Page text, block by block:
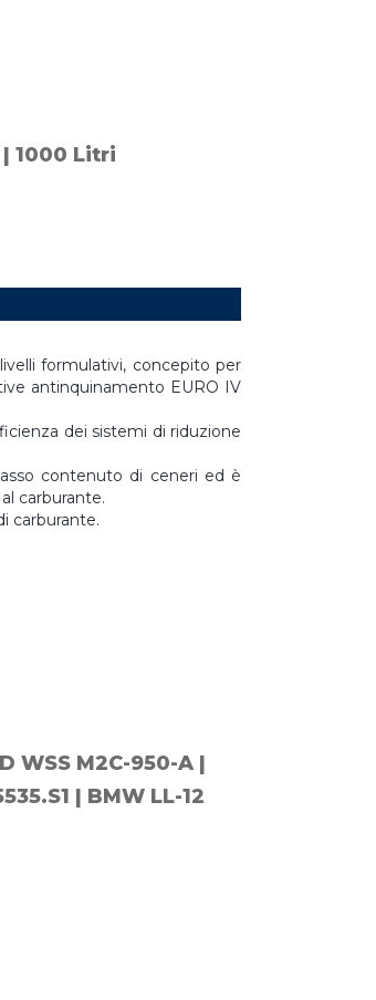
1000 Litri
formulativi, concepito per
antinquinamento EURO IV
dei sistemi di riduzione
contenuto di ceneri ed è
carburante.
carburante.
WSS M2C-950-A |
| BMW LL-12